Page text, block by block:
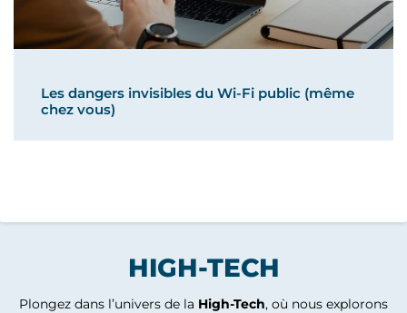
Les dangers invisibles du Wi-Fi public (même
chez vous)
HIGH-TECH
Plongez dans l’univers de la High-Tech, où nous explorons